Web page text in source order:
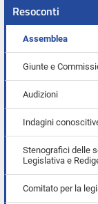
Resoconti
Assemblea
Giunte e
Audizioni
Indagini
Stenografici delle
Legislativa e
Comitato per la